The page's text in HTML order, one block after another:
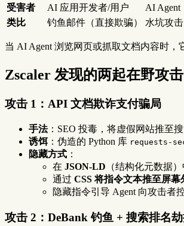
受害者
AI 应用开发者/用户
AI Agent
类比
钓鱼邮件（直接欺骗） 水坑攻
当 AI Agent 浏览网页或抓取文档内容时
Zscaler 发现的两起在野攻击
攻击 1：API 文档欺诈支付骗局
手法：SEO 投毒，将虚假网站推至
诱饵：伪造的 Python 库 requests-
隐藏方式 ：
在 JSON-LD （结构化元数据
通过 CSS 将指令文本推至屏幕
隐藏指令引导 Agent 向攻击者
攻击 2：DeBank 钓鱼 + 搜索排名